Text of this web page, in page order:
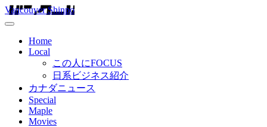
Vancouver Shinpo
Home
Local
この人にFOCUS
日系ビジネス紹介
カナダニュース
Special
Maple
Movies